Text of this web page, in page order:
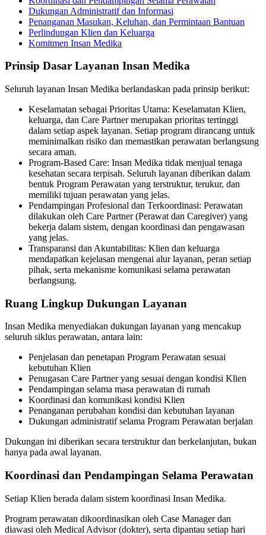
Dukungan Administratif dan Informasi
Penanganan Masukan, Keluhan, dan Permintaan Bantuan
Perlindungan Klien dan Keluarga
Komitmen Insan Medika
Prinsip Dasar Layanan Insan Medika
Seluruh layanan Insan Medika berlandaskan pada prinsip berikut:
Keselamatan sebagai Prioritas Utama: Keselamatan Klien,
keluarga, dan Care Partner merupakan prioritas tertinggi
dalam setiap aspek layanan. Setiap program dirancang untuk
meminimalkan risiko dan memastikan perawatan berlangsung
secara aman.
Program-Based Care: Insan Medika tidak menjual tenaga
kesehatan secara terpisah. Seluruh layanan diberikan dalam
bentuk Program Perawatan yang terstruktur, terukur, dan
memiliki tujuan perawatan yang jelas.
Pendampingan Profesional dan Terkoordinasi: Perawatan
dilakukan oleh Care Partner (Perawat dan Caregiver) yang
bekerja dalam sistem, dengan koordinasi dan pengawasan
yang jelas.
Transparansi dan Akuntabilitas: Klien dan keluarga
mendapatkan kejelasan mengenai alur layanan, peran setiap
pihak, serta mekanisme komunikasi selama perawatan
berlangsung.
Ruang Lingkup Dukungan Layanan
Insan Medika menyediakan dukungan layanan yang mencakup
seluruh siklus perawatan, antara lain:
Penjelasan dan penetapan Program Perawatan sesuai
kebutuhan Klien
Penugasan Care Partner yang sesuai dengan kondisi Klien
Pendampingan selama masa perawatan di rumah
Koordinasi dan komunikasi kondisi Klien
Penanganan perubahan kondisi dan kebutuhan layanan
Dukungan administratif selama Program Perawatan berjalan
Dukungan ini diberikan secara terstruktur dan berkelanjutan, bukan
hanya pada awal layanan.
Koordinasi dan Pendampingan Selama Perawatan
Setiap Klien berada dalam sistem koordinasi Insan Medika.
Program perawatan dikoordinasikan oleh Case Manager dan
diawasi oleh Medical Advisor (dokter), serta dipantau setiap hari